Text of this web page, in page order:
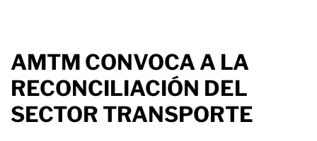
AMTM CONVOCA A LA
RECONCILIACIÓN DEL
SECTOR TRANSPORTE